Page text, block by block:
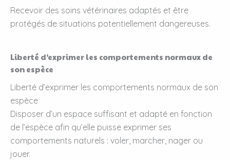
Recevoir des soins vétérinaires adaptés et être
protégés de situations potentiellement dangereuses.
Liberté d’exprimer les comportements normaux de
son espèce
Liberté d’exprimer les comportements normaux de son
espèce
Disposer d’un espace suffisant et adapté en fonction
de l’espèce afin qu’elle puisse exprimer ses
comportements naturels : voler, marcher, nager ou
jouer.